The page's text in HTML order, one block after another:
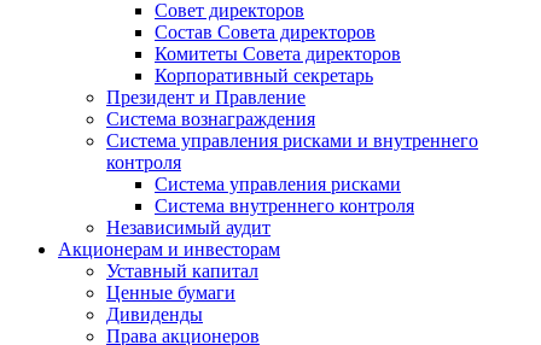
Совет директоров
Состав Совета директоров
Комитеты Совета директоров
Корпоративный секретарь
Президент и Правление
Система вознаграждения
Система управления рисками и внутреннего
контроля
Система управления рисками
Система внутреннего контроля
Независимый аудит
Акционерам и инвесторам
Уставный капитал
Ценные бумаги
Дивиденды
Права акционеров